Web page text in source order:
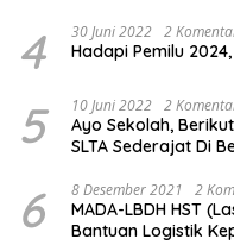
4 30 Juni 2022 2
Hadapi Pemilu
5 10 Juni 2022 2
Ayo Sekolah,
SLTA Sederajat Di
6 8 Desember 2021 2
MADA-LBDH HST
Bantuan Logistik